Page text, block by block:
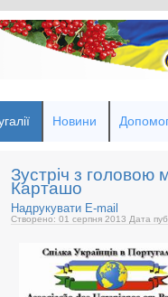
Новини
Зустріч з головою
Карташо
Надрукувати E-mail
Створено: 01 серпня 2013 Дата